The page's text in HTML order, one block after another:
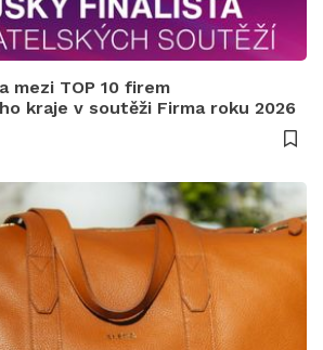
mezi TOP 10 firem
kraje v soutěži Firma roku 2026